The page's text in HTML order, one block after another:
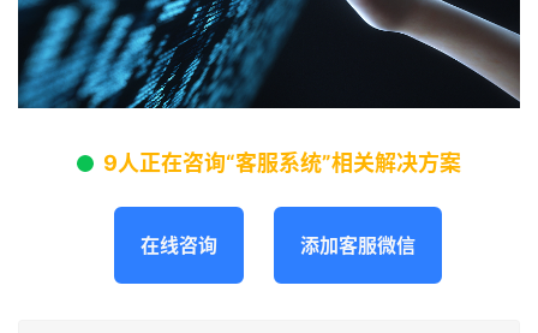
9人正在咨询“客服系统”相关解决方案
在线咨询 添加客服微信